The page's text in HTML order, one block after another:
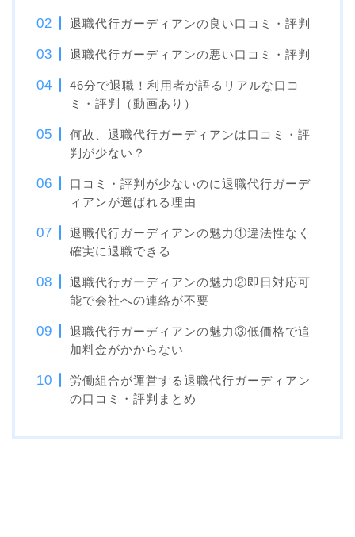
退職代行ガーディアンの良い口コミ・評判
退職代行ガーディアンの悪い口コミ・評判
46分で退職！利用者が語るリアルな口コ
ミ・評判（動画あり）
何故、退職代行ガーディアンは口コミ・評
判が少ない？
口コミ・評判が少ないのに退職代行ガーデ
ィアンが選ばれる理由
退職代行ガーディアンの魅力①違法性なく
確実に退職できる
退職代行ガーディアンの魅力②即日対応可
能で会社への連絡が不要
退職代行ガーディアンの魅力③低価格で追
加料金がかからない
労働組合が運営する退職代行ガーディアン
の口コミ・評判まとめ